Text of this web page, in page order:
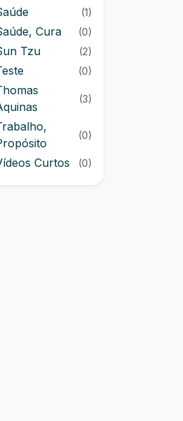
(1)
Cura (0)
Tzu (2)
(0)
(3)
(0)
Curtos (0)